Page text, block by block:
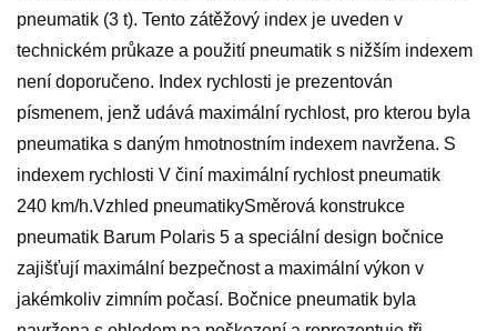
pneumatik (3 t). Tento zátěžový index je uveden v
technickém průkaze a použití pneumatik s nižším indexem
není doporučeno. Index rychlosti je prezentován
písmenem, jenž udává maximální rychlost, pro kterou byla
pneumatika s daným hmotnostním indexem navržena. S
indexem rychlosti V činí maximální rychlost pneumatik
240 km/h.Vzhled pneumatikySměrová konstrukce
pneumatik Barum Polaris 5 a speciální design bočnice
zajišťují maximální bezpečnost a maximální výkon v
jakémkoliv zimním počasí. Bočnice pneumatik byla